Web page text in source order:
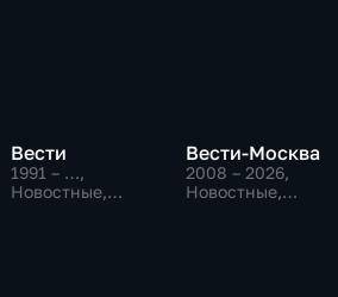
Вести
1991 – …,
Новостные,
Вести-Москва
2008 – 2026,
Новостные,